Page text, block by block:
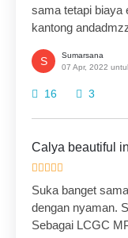
sama tetapi biaya
kantong
S
Sumarsana
07 Apr, 2022
16 3
Calya beautiful
Suka banget
dengan nyaman.
Sebagai LCGC